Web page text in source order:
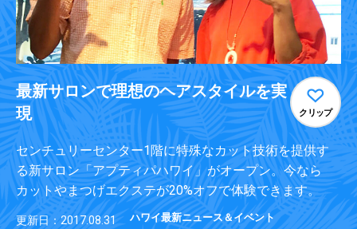
最新サロンで理想のヘアスタイルを実
現
クリップ
センチュリーセンター1階に特殊なカット技術を提供す
る新サロン「アプティパハワイ」がオープン。今なら
カットやまつげエクステが20%オフで体験できます。
更新日：2017.08.31 ハワイ最新ニュース＆イベント